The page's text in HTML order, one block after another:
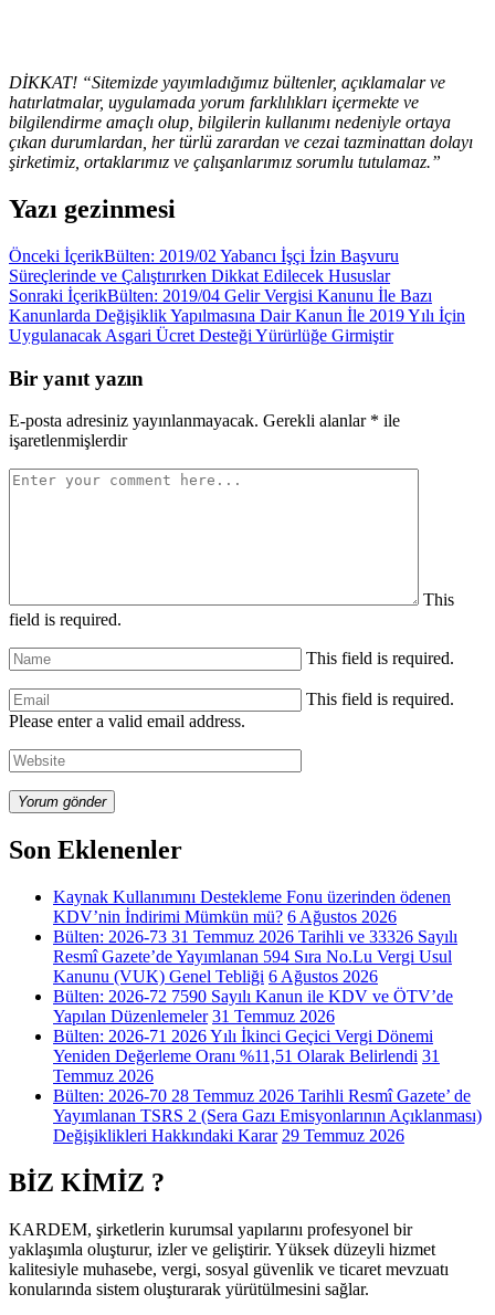
DİKKAT! “Sitemizde yayımladığımız bültenler, açıklamalar ve
hatırlatmalar, uygulamada yorum farklılıkları içermekte ve
bilgilendirme amaçlı olup, bilgilerin kullanımı nedeniyle ortaya
çıkan durumlardan, her türlü zarardan ve cezai tazminattan dolayı
şirketimiz, ortaklarımız ve çalışanlarımız sorumlu tutulamaz.”
Yazı gezinmesi
Önceki İçerikBülten: 2019/02 Yabancı İşçi İzin Başvuru
Süreçlerinde ve Çalıştırırken Dikkat Edilecek Hususlar
Sonraki İçerikBülten: 2019/04 Gelir Vergisi Kanunu İle Bazı
Kanunlarda Değişiklik Yapılmasına Dair Kanun İle 2019 Yılı İçin
Uygulanacak Asgari Ücret Desteği Yürürlüğe Girmiştir
Bir yanıt yazın
E-posta adresiniz yayınlanmayacak. Gerekli alanlar * ile
işaretlenmişlerdir
This
field is required.
This field is required.
This field is required.
Please enter a valid email address.
Yorum gönder
Son Eklenenler
Kaynak Kullanımını Destekleme Fonu üzerinden ödenen
KDV’nin İndirimi Mümkün mü? 6 Ağustos 2026
Bülten: 2026-73 31 Temmuz 2026 Tarihli ve 33326 Sayılı
Resmî Gazete’de Yayımlanan 594 Sıra No.Lu Vergi Usul
Kanunu (VUK) Genel Tebliği 6 Ağustos 2026
Bülten: 2026-72 7590 Sayılı Kanun ile KDV ve ÖTV’de
Yapılan Düzenlemeler 31 Temmuz 2026
Bülten: 2026-71 2026 Yılı İkinci Geçici Vergi Dönemi
Yeniden Değerleme Oranı %11,51 Olarak Belirlendi 31
Temmuz 2026
Bülten: 2026-70 28 Temmuz 2026 Tarihli Resmî Gazete’ de
Yayımlanan TSRS 2 (Sera Gazı Emisyonlarının Açıklanması)
Değişiklikleri Hakkındaki Karar 29 Temmuz 2026
BİZ KİMİZ ?
KARDEM, şirketlerin kurumsal yapılarını profesyonel bir
yaklaşımla oluşturur, izler ve geliştirir. Yüksek düzeyli hizmet
kalitesiyle muhasebe, vergi, sosyal güvenlik ve ticaret mevzuatı
konularında sistem oluşturarak yürütülmesini sağlar.